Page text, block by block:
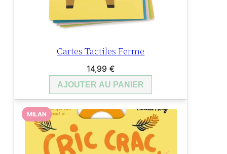
Cartes Tactiles Ferme
14,99 €
AJOUTER AU PANIER
MILAN